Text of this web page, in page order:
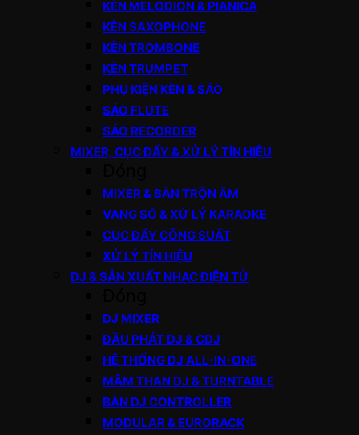
KÈN MELODION & PIANICA
KÈN SAXOPHONE
KÈN TROMBONE
KÈN TRUMPET
PHỤ KIỆN KÈN & SÁO
SÁO FLUTE
SÁO RECORDER
MIXER, CỤC ĐẨY & XỬ LÝ TÍN HIỆU
MIXER & BÀN TRỘN ÂM
VANG SỐ & XỬ LÝ KARAOKE
CỤC ĐẨY CÔNG SUẤT
XỬ LÝ TÍN HIỆU
DJ & SẢN XUẤT NHẠC ĐIỆN TỬ
DJ MIXER
ĐẦU PHÁT DJ & CDJ
HỆ THỐNG DJ ALL-IN-ONE
MÂM THAN DJ & TURNTABLE
BÀN DJ CONTROLLER
MODULAR & EURORACK